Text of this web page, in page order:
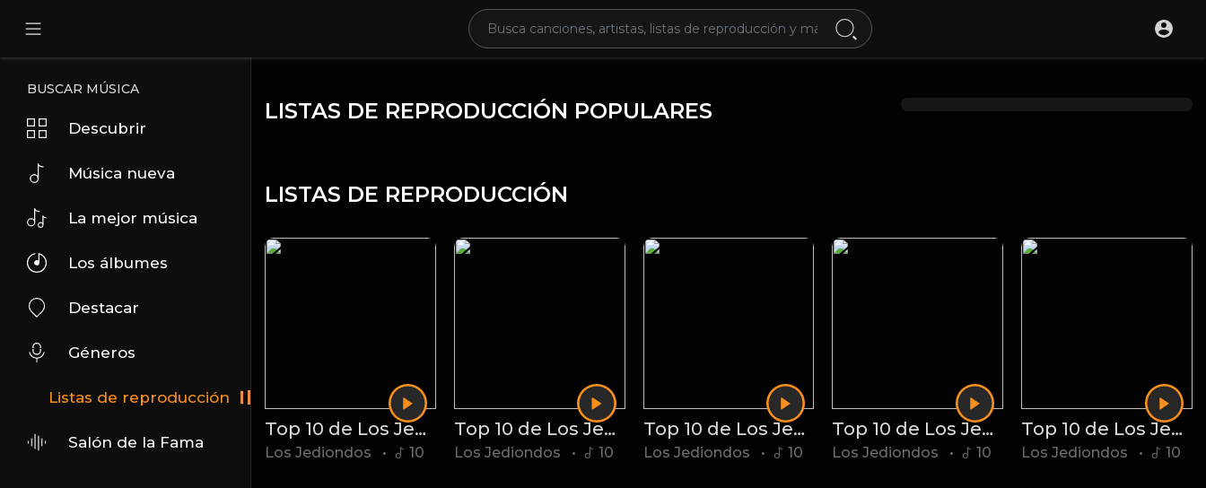
BUSCAR MÚSICA
Descubrir
Música nueva
La mejor música
Los álbumes
Destacar
Géneros
Listas de reproducción
Salón de la Fama
LISTAS DE REPRODUCCIÓN POPULARES
LISTAS DE REPRODUCCIÓN
Top 10 de Los Jediondos 8
Los Jediondos • 10
Top 10 de Los Jediondos 7
Los Jediondos • 10
Top 10 de Los Jediondos 6
Los Jediondos • 10
Top 10 de Los Jediondos 5
Los Jediondos • 10
Top 10 de Los Jediondos 4
Los Jediondos • 10